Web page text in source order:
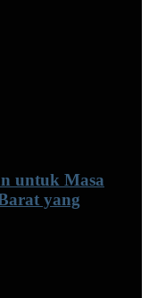
untuk Masa
yang